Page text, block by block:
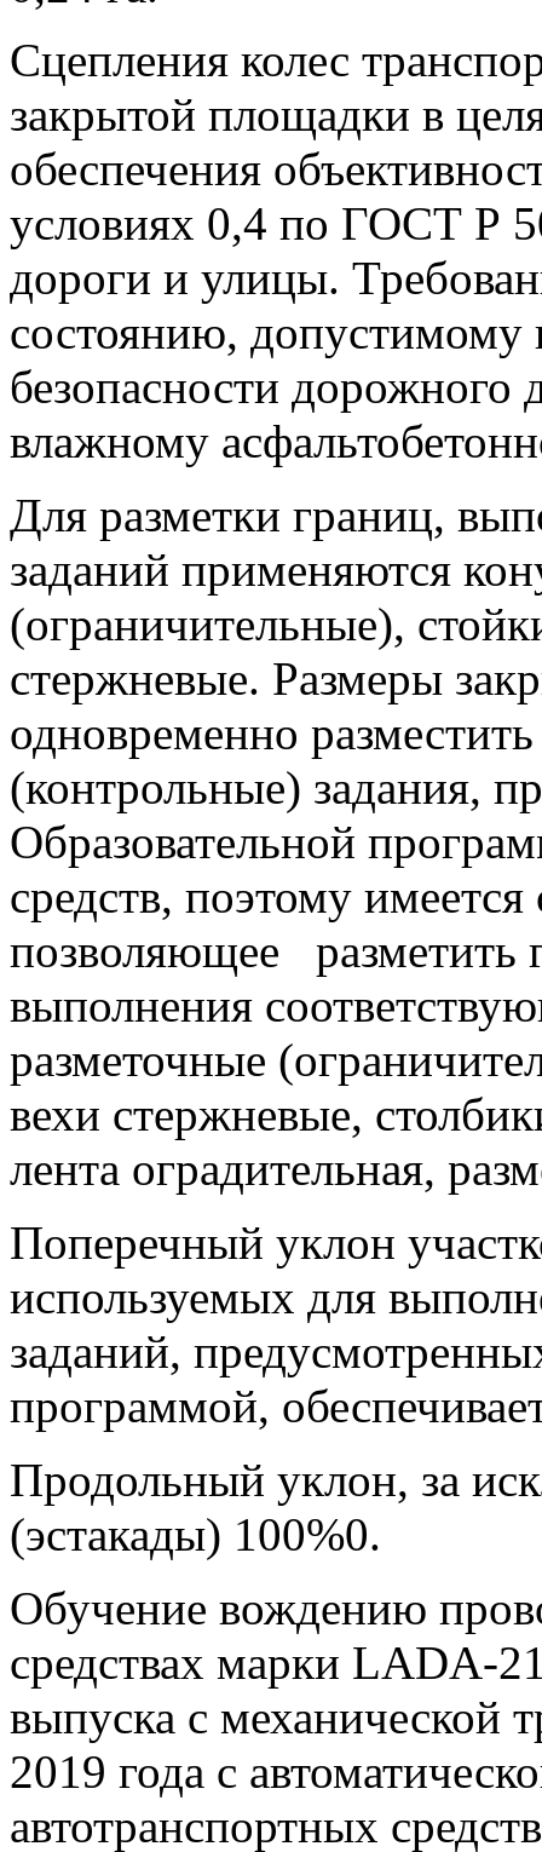
Сцепления колес
закрытой площадки в
обеспечения
условиях 0,4 по ГОСТ Р
дороги и улицы.
состоянию, допустимому
безопасности дорожного
влажному
Для разметки границ,
заданий применяются
(ограничительные),
стержневые. Размеры
одновременно
(контрольные) задания,
Образовательной
средств, поэтому
позволяющее разметить
выполнения
разметочные
вехи стержневые,
лента оградительная,
Поперечный уклон
используемых для
заданий,
программой,
Продольный уклон, за
(эстакады) 100%0.
Обучение вождению
средствах марки LADA-
выпуска с механической
2019 года с
автотранспортных